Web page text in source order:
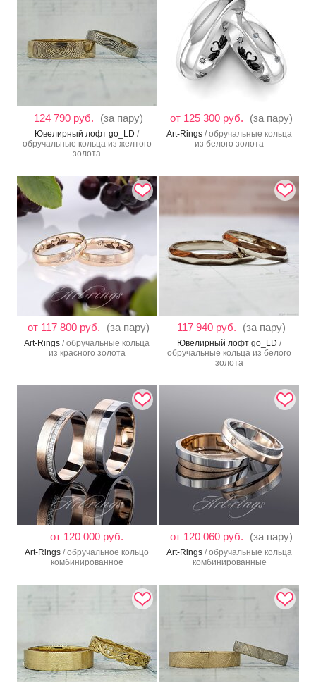
124 790 руб. (за пару)
Ювелирный лофт go_LD /
обручальные кольца из желтого
золота
от 125 300 руб. (за пару)
Art-Rings / обручальные кольца
из белого золота
от 117 800 руб. (за пару)
Art-Rings / обручальные кольца
из красного золота
117 940 руб. (за пару)
Ювелирный лофт go_LD /
обручальные кольца из белого
золота
от 120 000 руб.
Art-Rings / обручальное кольцо
комбинированное
от 120 060 руб. (за пару)
Art-Rings / обручальные кольца
комбинированные